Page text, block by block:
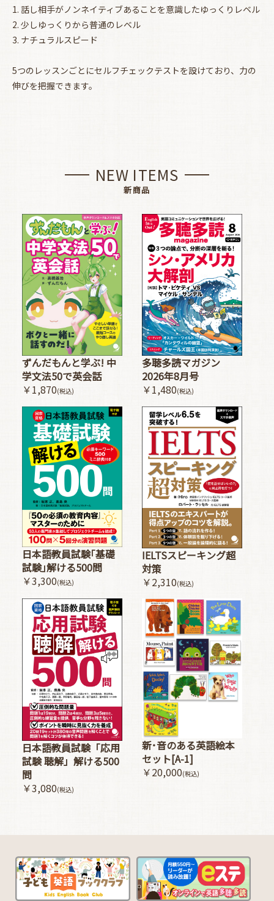
1. 話し相手がノンネイティブあることを意識したゆっくりレベル
2. 少しゆっくりから普通のレベル
3. ナチュラルスピード
5つのレッスンごとにセルフチェックテストを設けており、力の
伸びを把握できます。
NEW ITEMS
新商品
ずんだもんと学ぶ! 中
学文法50で英会話
￥1,870(税込)
多聴多読マガジン
2026年8月号
￥1,480(税込)
日本語教員試験｢基礎
試験｣解ける500問
￥3,300(税込)
IELTSスピーキング超
対策
￥2,310(税込)
日本語教員試験「応用
試験 聴解」解ける500
問
￥3,080(税込)
新･音のある英語絵本
セット[A-1]
￥20,000(税込)